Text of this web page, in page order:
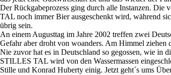
Der Rückgabeprozess ging durch alle Instanzen.
TAL noch immer Bier ausgeschenkt wird, während
übrig sein.
An einem Augusttag im Jahre 2002 treffen zwei
Gefahr aber droht von woanders. Am Himmel ziehen
Nie zuvor hat es in Deutschland so gegossen, wie in
STILLES TAL wird von den Wassermassen
Stille und Konrad Huberty einig. Jetzt geht´s ums